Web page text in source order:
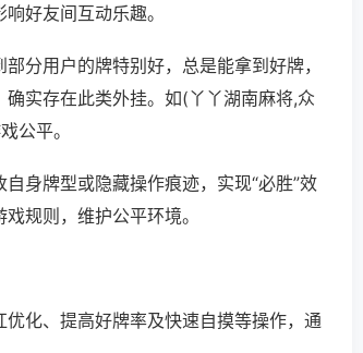
好友间互动乐趣。
分用户的牌特别好，总是能拿到好牌，
实存在此类外挂。如(丫丫湖南麻将,众
公平。
身牌型或隐藏操作痕迹，实现“必胜”效
规则，维护公平环境。
化、提高好牌率及快速自摸等操作，通